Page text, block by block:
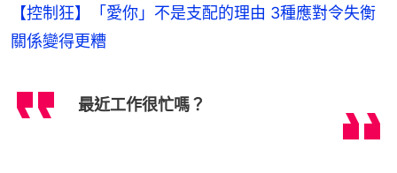
【控制狂】「愛你」不是支配的理由 3種應對令失衡
關係變得更糟
最近工作很忙嗎？